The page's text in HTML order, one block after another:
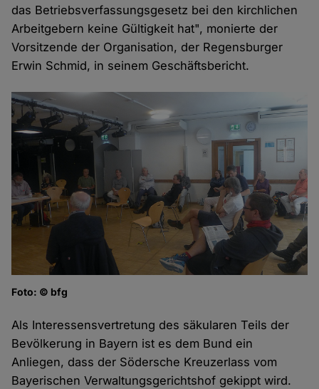
das Betriebsverfassungsgesetz bei den kirchlichen
Arbeitgebern keine Gültigkeit hat", monierte der
Vorsitzende der Organisation, der Regensburger
Erwin Schmid, in seinem Geschäftsbericht.
Foto: © bfg
Als Interessensvertretung des säkularen Teils der
Bevölkerung in Bayern ist es dem Bund ein
Anliegen, dass der Södersche Kreuzerlass vom
Bayerischen Verwaltungsgerichtshof gekippt wird.